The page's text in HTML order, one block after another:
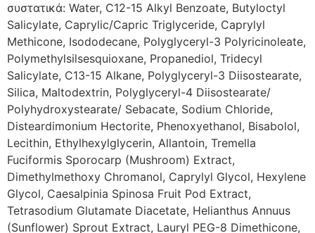
συστατικά: Water, C12-15 Alkyl Benzoate, Butyloctyl
Salicylate, Caprylic/Capric Triglyceride, Caprylyl
Methicone, Isododecane, Polyglyceryl-3 Polyricinoleate,
Polymethylsilsesquioxane, Propanediol, Tridecyl
Salicylate, C13-15 Alkane, Polyglyceryl-3 Diisostearate,
Silica, Maltodextrin, Polyglyceryl-4 Diisostearate/
Polyhydroxystearate/ Sebacate, Sodium Chloride,
Disteardimonium Hectorite, Phenoxyethanol, Bisabolol,
Lecithin, Ethylhexylglycerin, Allantoin, Tremella
Fuciformis Sporocarp (Mushroom) Extract,
Dimethylmethoxy Chromanol, Caprylyl Glycol, Hexylene
Glycol, Caesalpinia Spinosa Fruit Pod Extract,
Tetrasodium Glutamate Diacetate, Helianthus Annuus
(Sunflower) Sprout Extract, Lauryl PEG-8 Dimethicone,